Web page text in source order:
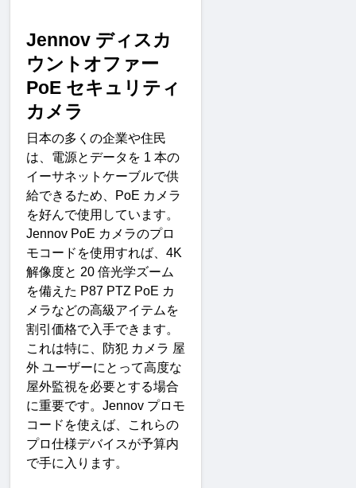
Jennov ディスカ
ウントオファー
PoE セキュリティ
カメ ラ
日本の多くの企業や住民
は、電源とデータを 1 本の
イーサネットケーブルで供
給できるため、
PoE カメラ
を好んで使用しています。
Jennov PoE カメラのプロ
モコードを使用すれば、
解像度と 20 倍光学ズーム
を備えた P87 PTZ PoE カ
メラなどの高級アイテムを
割引価格で入手できます。
これは特に、防犯 カメラ 屋
外 ユーザーにとって高度な
屋外監視を必要とする場合
に重要です。 Jennov プロモ
コードを使えば、これらの
プロ仕様デバイスが予算内
で手に入ります。